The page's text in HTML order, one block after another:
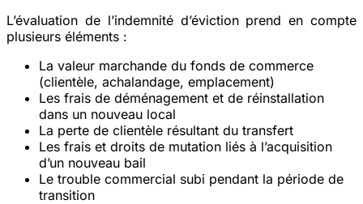
L’évaluation de l’indemnité d’éviction prend en compte
plusieurs éléments :
La valeur marchande du fonds de commerce
(clientèle, achalandage, emplacement)
Les frais de déménagement et de réinstallation
dans un nouveau local
La perte de clientèle résultant du transfert
Les frais et droits de mutation liés à l’acquisition
d’un nouveau bail
Le trouble commercial subi pendant la période de
transition